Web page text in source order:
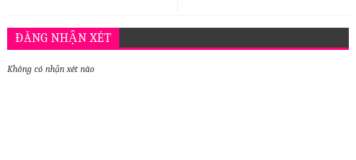
ĐĂNG NHẬN XÉT
Không có nhận xét nào